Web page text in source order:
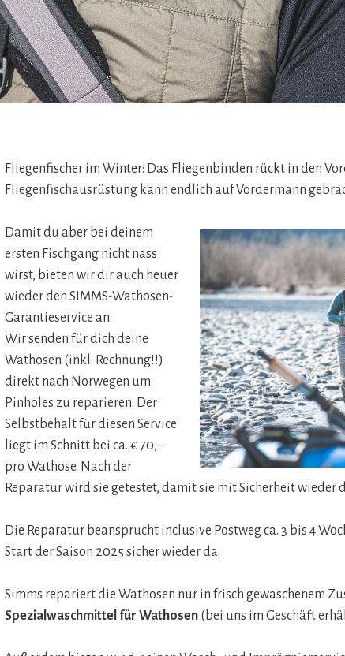
Fliegenfischer im Winter: Das Fliegenbinden rückt in den
Fliegenfischausrüstung kann endlich auf Vordermann
Damit du aber bei deinem
ersten Fischgang nicht nass
wirst, bieten wir dir auch heuer
wieder den SIMMS-Wathosen-
Garantieservice an.
Wir senden für dich deine
Wathosen (inkl. Rechnung!!)
direkt nach Norwegen um
Pinholes zu reparieren. Der
Selbstbehalt für diesen Service
liegt im Schnitt bei ca. € 70,–
pro Wathose. Nach der
Reparatur wird sie getestet, damit sie mit Sicherheit wieder
Die Reparatur beansprucht inclusive Postweg ca. 3 bis 4
Start der Saison 2025 sicher wieder da.
Simms repariert die Wathosen nur in frisch gewaschenem
Spezialwaschmittel für Wathosen (bei uns im Geschäft